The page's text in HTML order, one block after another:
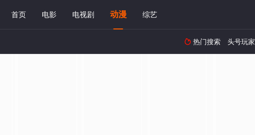
首页 电影 电视剧 动漫 综艺
 热门搜索 头号玩家